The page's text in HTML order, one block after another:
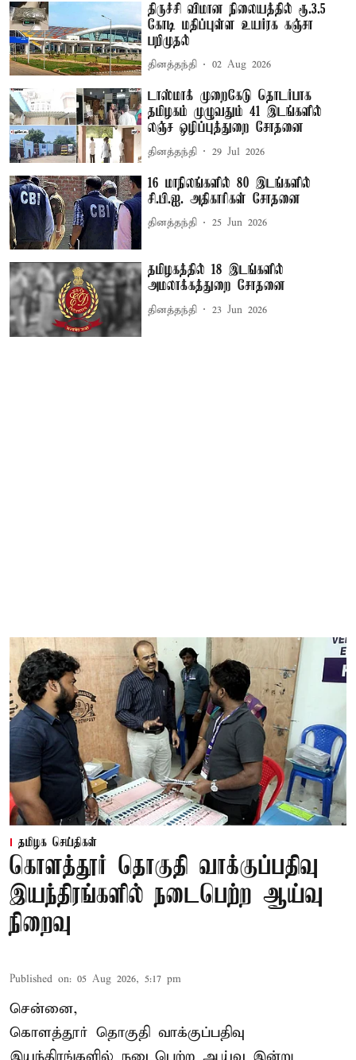
திருச்சி விமான நிலையத்தில் ரூ.3.5
கோடி மதிப்புள்ள உயர்ரக கஞ்சா
பறிமுதல்
தினத்தந்தி 02 Aug 2026
டாஸ்மாக் முறைகேடு தொடர்பாக
தமிழகம் முழுவதும் 41 இடங்களில்
லஞ்ச ஒழிப்புத்துறை சோதனை
தினத்தந்தி 29 Jul 2026
16 மாநிலங்களில் 80 இடங்களில்
சி.பி.ஐ. அதிகாரிகள் சோதனை
தினத்தந்தி 25 Jun 2026
தமிழகத்தில் 18 இடங்களில்
அமலாக்கத்துறை சோதனை
தினத்தந்தி 23 Jun 2026
தமிழக செய்திகள்
கொளத்தூர் தொகுதி வாக்குப்பதிவு
இயந்திரங்களில் நடைபெற்ற ஆய்வு
நிறைவு
Published on: 05 Aug 2026, 5:17 pm
சென்னை,
கொளத்தூர் தொகுதி வாக்குப்பதிவு